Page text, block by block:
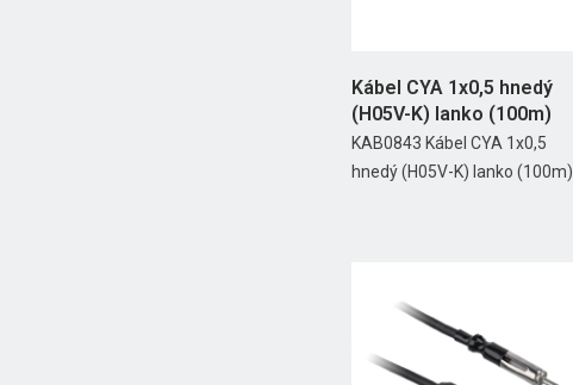
Kábel CYA 1x0,5 hnedý
(H05V-K) lanko (100m)
KAB0843 Kábel CYA 1x0,5
hnedý (H05V-K) lanko (100m)